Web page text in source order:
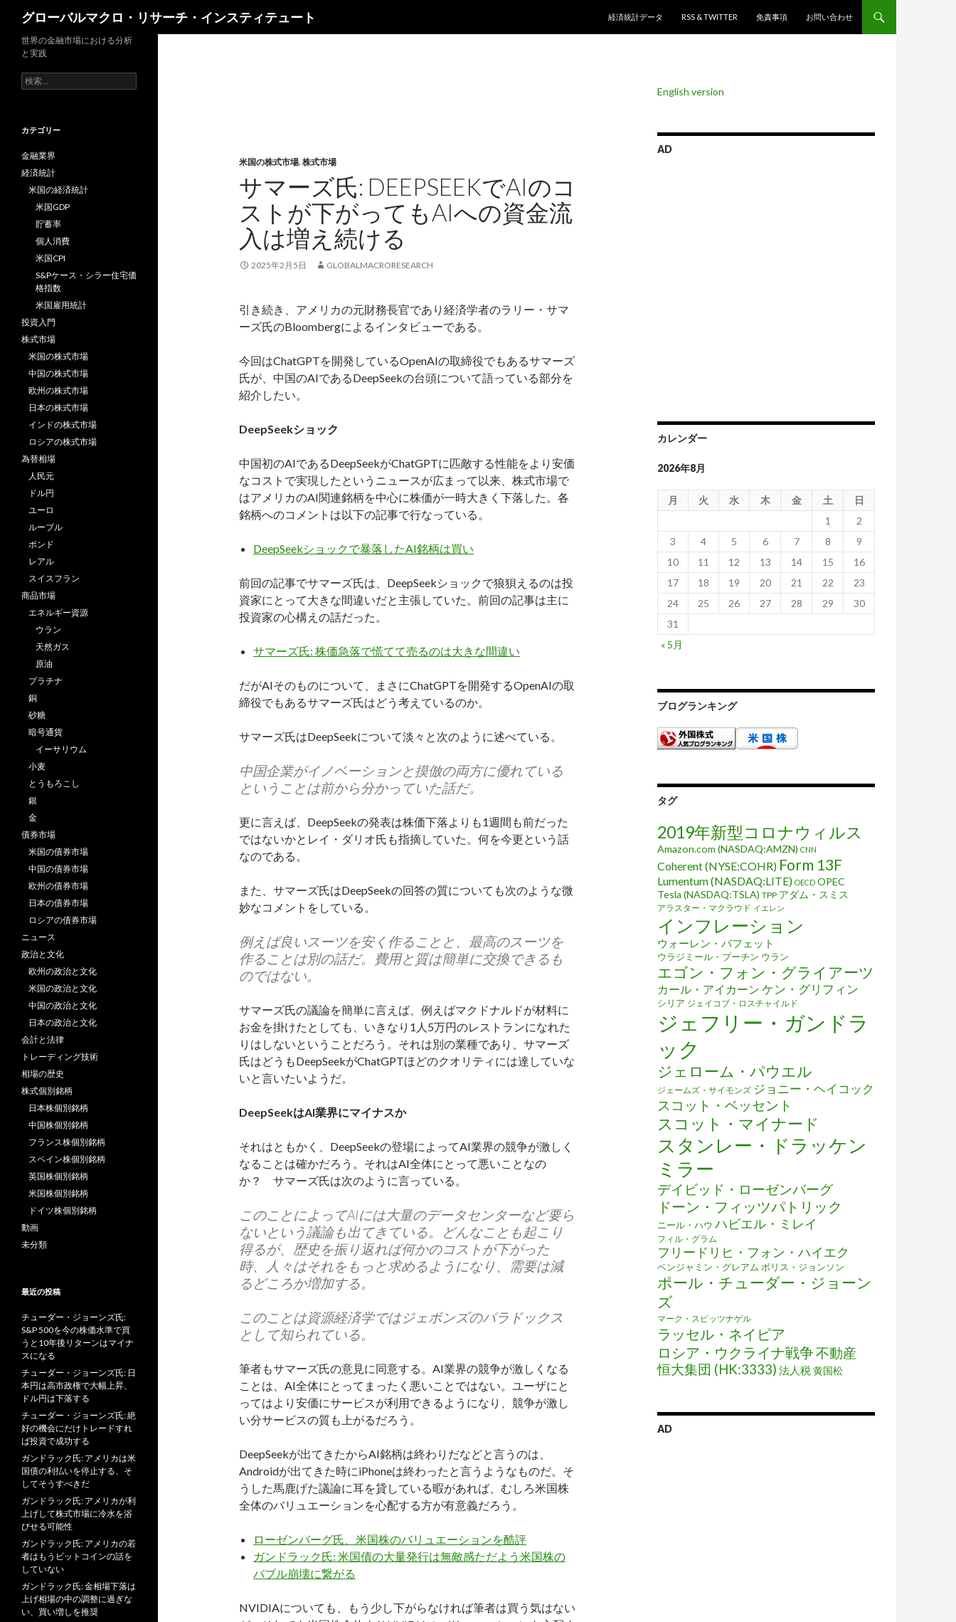
グローバルマクロ・リサーチ・インスティテュート
経済統計データ
RSS & TWITTER 免責事項 お問い合わせ
米国の株式市場, 株式市場
サマーズ氏: DEEPSEEKでAIのコ
ストが下がってもAIへの資金流
入は増え続ける
2025年2月5日 GLOBALMACRORESEARCH
引き続き、アメリカの元財務長官であり経済学者のラリー・サマ
ーズ氏のBloombergによるインタビューである。
今回はChatGPTを開発しているOpenAIの取締役でもあるサマーズ
氏が、中国のAIであるDeepSeekの台頭について語っている部分を
紹介したい。
DeepSeekショック
中国初のAIであるDeepSeekがChatGPTに匹敵する性能をより安価
なコストで実現したというニュースが広まって以来、株式市場で
はアメリカのAI関連銘柄を中心に株価が一時大きく下落した。各
銘柄へのコメントは以下の記事で行なっている。
DeepSeekショックで暴落したAI銘柄は買い
前回の記事でサマーズ氏は、DeepSeekショックで狼狽えるのは投
資家にとって大きな間違いだと主張していた。前回の記事は主に
投資家の心構えの話だった。
サマーズ氏: 株価急落で慌てて売るのは大きな間違い
だがAIそのものについて、まさにChatGPTを開発するOpenAIの取
締役でもあるサマーズ氏はどう考えているのか。
サマーズ氏はDeepSeekについて淡々と次のように述べている。
中国企業がイノベーションと摸倣の両方に優れている
ということは前から分かっていた話だ。
更に言えば、DeepSeekの発表は株価下落よりも1週間も前だった
ではないかとレイ・ダリオ氏も指摘していた。何を今更という話
なのである。
また、サマーズ氏はDeepSeekの回答の質についても次のような微
妙なコメントをしている。
例えば良いスーツを安く作ることと、最高のスーツを
作ることは別の話だ。費用と質は簡単に交換できるも
のではない。
サマーズ氏の議論を簡単に言えば、例えばマクドナルドが材料に
お金を掛けたとしても、いきなり1人5万円のレストランになれた
りはしないということだろう。それは別の業種であり、サマーズ
氏はどうもDeepSeekがChatGPTほどのクオリティには達していな
いと言いたいようだ。
DeepSeekはAI業界にマイナスか
それはともかく、DeepSeekの登場によってAI業界の競争が激しく
なることは確かだろう。それはAI全体にとって悪いことなの
か？ サマーズ氏は次のように言っている。
このことによってAIには大量のデータセンターなど要ら
ないという議論も出てきている。どんなことも起こり
得るが、歴史を振り返れば何かのコストが下がった
時、人々はそれをもっと求めるようになり、需要は減
るどころか増加する。
このことは資源経済学ではジェボンズのパラドックス
として知られている。
筆者もサマーズ氏の意見に同意する。AI業界の競争が激しくなる
ことは、AI全体にとってまったく悪いことではない。ユーザにと
ってはより安価にサービスが利用できるようになり、競争が激し
い分サービスの質も上がるだろう。
DeepSeekが出てきたからAI銘柄は終わりだなどと言うのは、
Androidが出てきた時にiPhoneは終わったと言うようなものだ。そ
うした馬鹿げた議論に耳を貸している暇があれば、むしろ米国株
全体のバリュエーションを心配する方が有意義だろう。
ローゼンバーグ氏、米国株のバリュエーションを酷評
ガンドラック氏: 米国債の大量発行は無敵感ただよう米国株の
バブル崩壊に繋がる
NVIDIAについても、もう少し下がらなければ筆者は買う気はない
English version
AD
カレンダー
2026年8月
月 火 水 木 金 土
日
1
2
3
4 5 6 7 8
9
10
11 12 13 14 15
16
17
18 19 20 21 22
23
24
25 26 27 28 29
30
31
« 5月
ブログランキング
タグ
2019年新型コロナウィルス
Amazon.com (NASDAQ:AMZN) CNN
Coherent (NYSE:COHR) Form 13F
Lumentum (NASDAQ:LITE) OECD OPEC
Tesla (NASDAQ:TSLA) TPP アダム・スミス
アラスター・マクラウド イエレン
インフレーション
ウォーレン・バフェット
ウラジミール・プーチン ウラン
エゴン・フォン・グライアーツ
カール・アイカーン ケン・グリフィン
シリア ジェイコブ・ロスチャイルド
ジェフリー・ガンドラ
ック
ジェローム・パウエル
ジェームズ・サイモンズ ジョニー・ヘイコック
スコット・ベッセント
スコット・マイナード
スタンレー・ドラッケン
ミラー
デイビッド・ローゼンバーグ
ドーン・フィッツパトリック
ニール・ハウ ハビエル・ミレイ
フィル・グラム
フリードリヒ・フォン・ハイエク
ベンジャミン・グレアム ボリス・ジョンソン
ポール・チューダー・ジョーン
ズ
マーク・スピッツナゲル
ラッセル・ネイピア
ロシア・ウクライナ戦争不動産
恒大集団 (HK:3333) 法人税黄国松
AD
世界の金融市場における分析
と実践
検
索:
カテゴリー
金融業界
経済統計
米国の経済統計
米国GDP
貯蓄率
個人消費
米国CPI
S&Pケース・シラー住宅価
格指数
米国雇用統計
投資入門
株式市場
米国の株式市場
中国の株式市場
欧州の株式市場
日本の株式市場
インドの株式市場
ロシアの株式市場
為替相場
人民元
ドル円
ユーロ
ルーブル
ポンド
レアル
スイスフラン
商品市場
エネルギー資源
ウラン
天然ガス
原油
プラチナ
銅
砂糖
暗号通貨
イーサリウム
小麦
とうもろこし
銀
金
債券市場
米国の債券市場
中国の債券市場
欧州の債券市場
日本の債券市場
ロシアの債券市場
ニュース
政治と文化
欧州の政治と文化
米国の政治と文化
中国の政治と文化
日本の政治と文化
会計と法律
トレーディング技術
相場の歴史
株式個別銘柄
日本株個別銘柄
中国株個別銘柄
フランス株個別銘柄
スペイン株個別銘柄
英国株個別銘柄
米国株個別銘柄
ドイツ株個別銘柄
動画
未分類
最近の投稿
チューダー・ジョーンズ氏:
S&P 500を今の株価水準で買
うと10年後リターンはマイナ
スになる
チューダー・ジョーンズ氏: 日
本円は高市政権で大幅上昇、
ドル円は下落する
チューダー・ジョーンズ氏: 絶
好の機会にだけトレードすれ
ば投資で成功する
ガンドラック氏: アメリカは米
国債の利払いを停止する、そ
してそうすべきだ
ガンドラック氏: アメリカが利
上げして株式市場に冷水を浴
びせる可能性
ガンドラック氏: アメリカの若
者はもうビットコインの話を
していない
ガンドラック氏: 金相場下落は
上げ相場の中の調整に過ぎな
い、買い増しを推奨